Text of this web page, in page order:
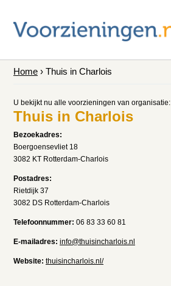
Home › Thuis in Charlois
U bekijkt nu alle voorzieningen van organisatie:
Thuis in Charlois
Bezoekadres:
Boergoensevliet 18
3082 KT Rotterdam-Charlois
Postadres:
Rietdijk 37
3082 DS Rotterdam-Charlois
Telefoonnummer: 06 83 33 60 81
E-mailadres: info@thuisincharlois.nl
Website: thuisincharlois.nl/